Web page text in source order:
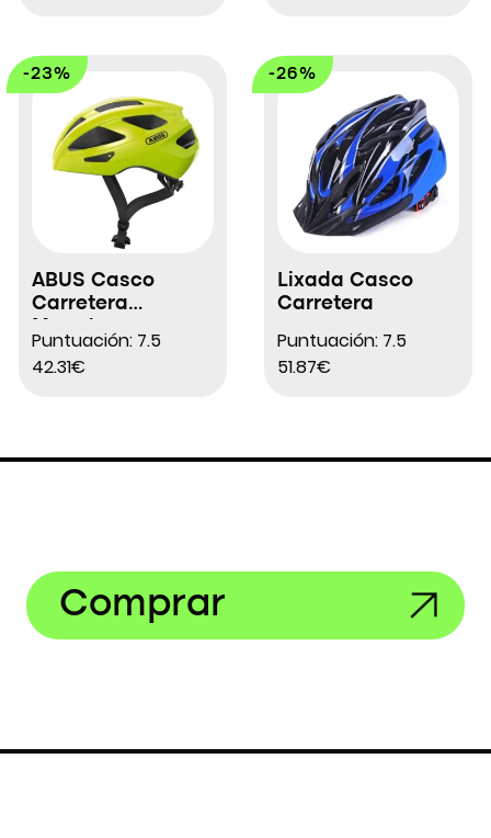
-23%
ABUS Casco
Carretera
Puntuación: 7.5
42.31€
-26%
Lixada Casco
Carretera
Puntuación: 7.5
51.87€
Comprar